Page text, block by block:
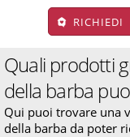
RICHIEDI
Quali prodotti
della barba
Qui puoi trovare una
della barba da poter